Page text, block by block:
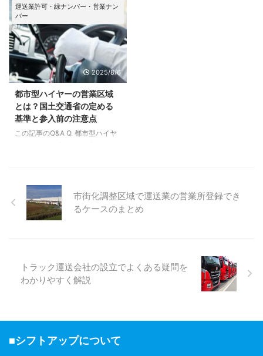
か」という疑問をお持ちの方から
よく電話相談をいただきます。
そこでこの記事では、緑ナンバー
は何台から始められるのか、車両
の種類は？いつ車両が必要になる
の？などの疑問にお答えしていき
ます。 緑ナンバーは最低5台必要
緑ナンバーを取得して事業を行う
には、最低でも5台の車両が必要
となります。 なぜなら緑ナンバ
ー取得には一般貨物自動車運送事
業の許可、通称「運送業許可」を
運送業許可・緑ナンバー・営業ナン
バー
2025/8/6
都市型ハイヤーの営業区域
とは？国土交通省の定める
基準と参入前の注意点
この記事のQ&A Q. 都市型ハイヤ
ービスです。一般のタクシーとは
異なり、流し営業や駅前での待機
営業は行わず、事前予約を受けた
都市型ハイヤーが注目されている
理由は、インバウンド観光の増加
やビジネスニーズの多様化、感染
特に空港送迎や ...
市街化調整区域で運送業の営業所登録でき
るケースのまとめ
トラック運送会社の設立でよくある疑問を
わかりやすく解説
■シフトアップについて